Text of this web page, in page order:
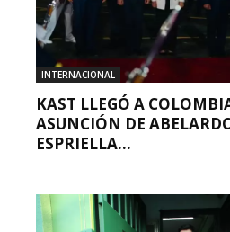
INTERNACIONAL
KAST LLEGÓ A
ASUNCIÓN DE
ESPRIELLA...